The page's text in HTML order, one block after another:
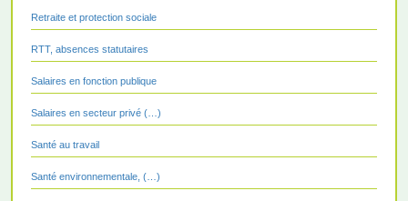
Retraite et protection sociale
RTT, absences statutaires
Salaires en fonction publique
Salaires en secteur privé (…)
Santé au travail
Santé environnementale, (…)